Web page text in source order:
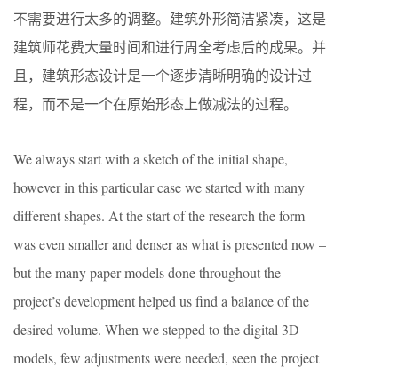
不需要进行太多的调整。建筑外形简洁紧凑，这是
建筑师花费大量时间和进行周全考虑后的成果。并
且，建筑形态设计是一个逐步清晰明确的设计过
程，而不是一个在原始形态上做减法的过程。
We always start with a sketch of the initial shape,
however in this particular case we started with many
different shapes. At the start of the research the form
was even smaller and denser as what is presented now –
but the many paper models done throughout the
project’s development helped us find a balance of the
desired volume. When we stepped to the digital 3D
models, few adjustments were needed, seen the project